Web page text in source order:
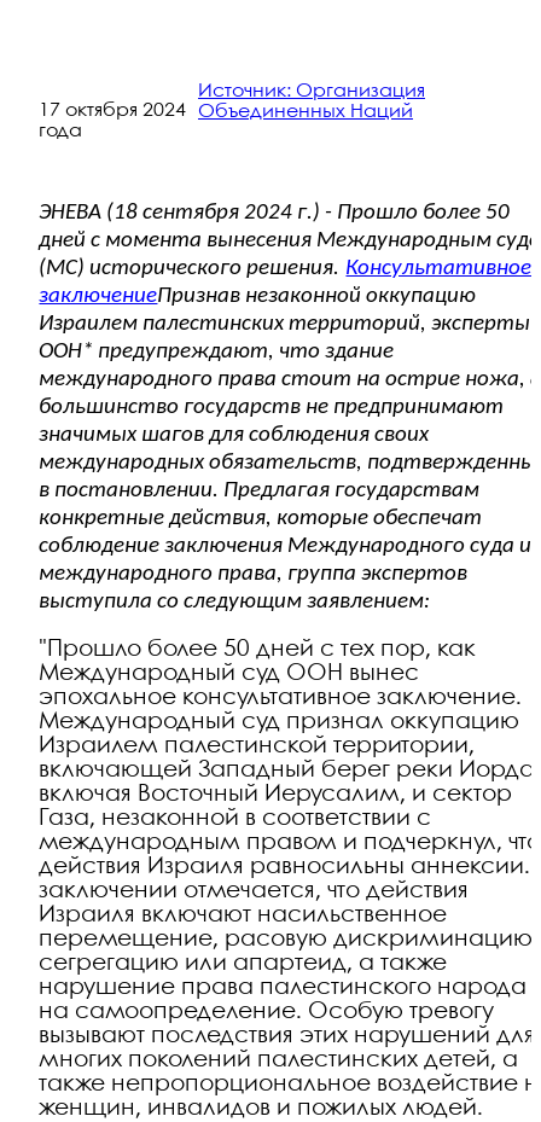
17 октября 2024
года
Источник: Организация
Объединенных Наций
ЭНЕВА (18 сентября 2024 г.) - Прошло более 50
дней с момента вынесения Международным
(МС) исторического решения. Консультативное
заключениеПризнав незаконной оккупацию
Израилем палестинских территорий, эксперты
ООН* предупреждают, что здание
международного права стоит на острие ножа,
большинство государств не предпринимают
значимых шагов для соблюдения своих
международных обязательств,
в постановлении. Предлагая государствам
конкретные действия, которые обеспечат
соблюдение заключения Международного суда и
международного права, группа экспертов
выступила со следующим заявлением:
"Прошло более 50 дней с тех пор, как
Международный суд ООН вынес
эпохальное консультативное заключение.
Международный суд признал оккупацию
Израилем палестинской территории,
включающей Западный берег реки
включая Восточный Иерусалим, и сектор
Газа, незаконной в соответствии с
международным правом и подчеркнул, что
действия Израиля равносильны аннексии.
заключении отмечается, что действия
Израиля включают насильственное
перемещение, расовую дискриминацию
сегрегацию или апартеид, а также
нарушение права палестинского народа
на самоопределение. Особую тревогу
вызывают последствия этих нарушений для
многих поколений палестинских детей, а
также непропорциональное воздействие
женщин, инвалидов и пожилых людей.